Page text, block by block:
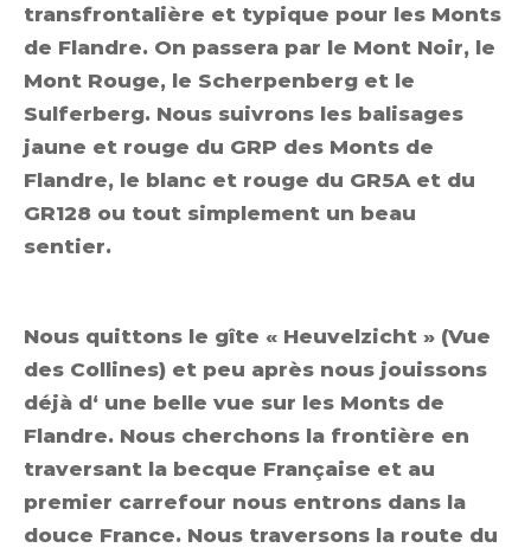
transfrontalière et typique pour les Monts
de Flandre. On passera par le Mont Noir, le
Mont Rouge, le Scherpenberg et le
Sulferberg. Nous suivrons les balisages
jaune et rouge du GRP des Monts de
Flandre, le blanc et rouge du GR5A et du
GR128 ou tout simplement un beau
sentier.
Nous quittons le gîte « Heuvelzicht » (Vue
des Collines) et peu après nous jouissons
déjà d‘ une belle vue sur les Monts de
Flandre. Nous cherchons la frontière en
traversant la becque Française et au
premier carrefour nous entrons dans la
douce France. Nous traversons la route du